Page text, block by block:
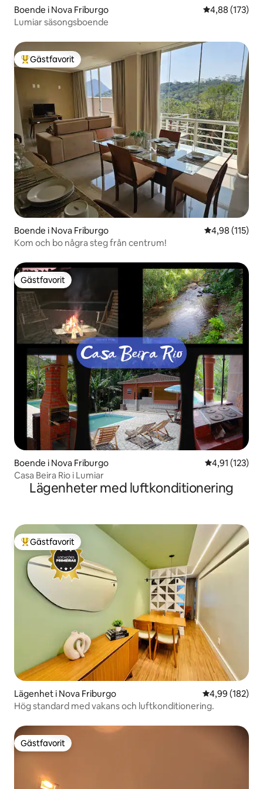
Boende i Nova Friburgo 4,88 av 5 i
4,88 (173)
Lumiar säsongsboende
Populär gästfavorit
Gästfavorit
Boende i Nova Friburgo 4,98 av 5 i
4,98 (115)
Kom och bo några steg från centrum!
Gästfavorit
Gästfavorit
Boende i Nova Friburgo 4,91 av 5 i
4,91 (123)
Casa Beira Rio i Lumiar
Lägenheter med luftkonditionering
Populär gästfavorit
Gästfavorit
Lägenhet i Nova Friburgo 4,99 av 5 i
4,99 (182)
Hög standard med vakans och luftkonditionering.
Gästfavorit
Gästfavorit